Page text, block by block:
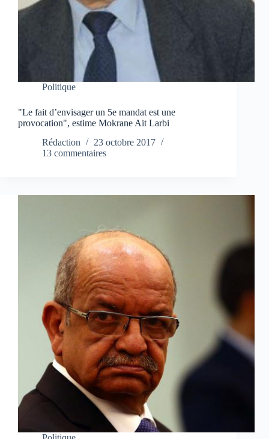
Politique
"Le fait d’envisager un 5e mandat est une
provocation", estime Mokrane Ait Larbi
Rédaction
23 octobre 2017
13 commentaires